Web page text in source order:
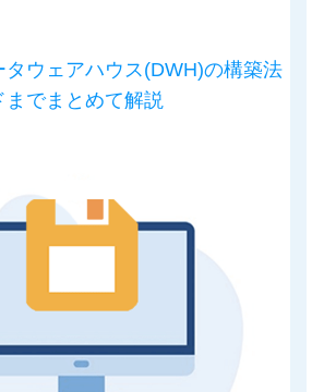
タウェアハウス(DWH)の構築法
までまとめて解説